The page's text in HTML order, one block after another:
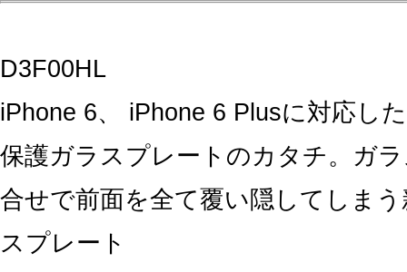
D3F00HL
iPhone 6、 iPhone 6 Plusに対応し
保護ガラスプレートのカタチ。ガ
合せで前面を全て覆い隠してしま
スプレート